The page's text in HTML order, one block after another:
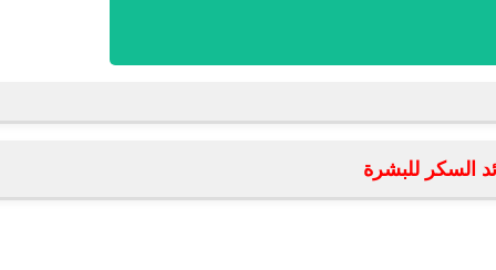
السكر للبشرة